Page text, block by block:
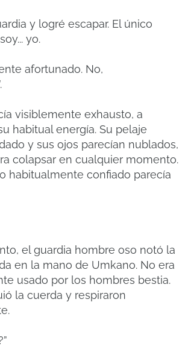
y logré escapar. El único
yo.
afortunado. No,
visiblemente exhausto, a
habitual energía. Su pelaje
y sus ojos parecían nublados,
colapsar en cualquier momento.
habitualmente confiado parecía
el guardia hombre oso notó la
en la mano de Umkano. No era
usado por los hombres bestia.
la cuerda y respiraron